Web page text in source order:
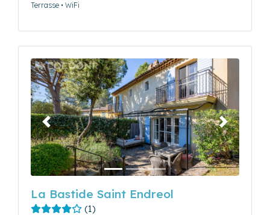
Terrasse • WiFi
Précédent Suivant
La Bastide Saint Endreol
(1)